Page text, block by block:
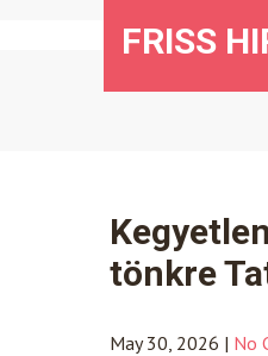
FRISS
tönkre
May 30, 2026 | No